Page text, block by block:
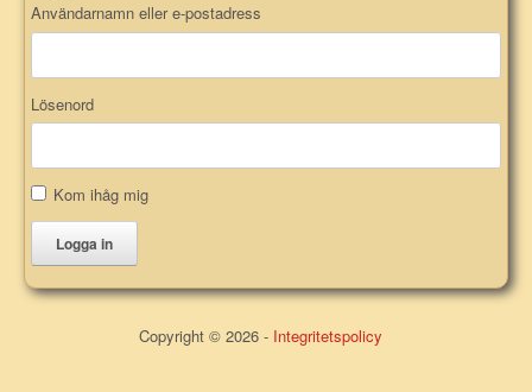
Användarnamn eller e-postadress
Lösenord
Kom ihåg mig
Logga in
Copyright © 2026 - Integritetspolicy